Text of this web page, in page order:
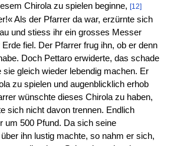
Chirola zu spielen beginne, [12]
Als der Pfarrer da war, erzürnte sich
und stiess ihr ein grosses Messer
fiel. Der Pfarrer frug ihn, ob er denn
Doch Pettaro erwiderte, das schade
sie gleich wieder lebendig machen. Er
zu spielen und augenblicklich erhob
wünschte dieses Chirola zu haben,
sich nicht davon trennen. Endlich
um 500 Pfund. Da sich seine
ihn lustig machte, so nahm er sich,